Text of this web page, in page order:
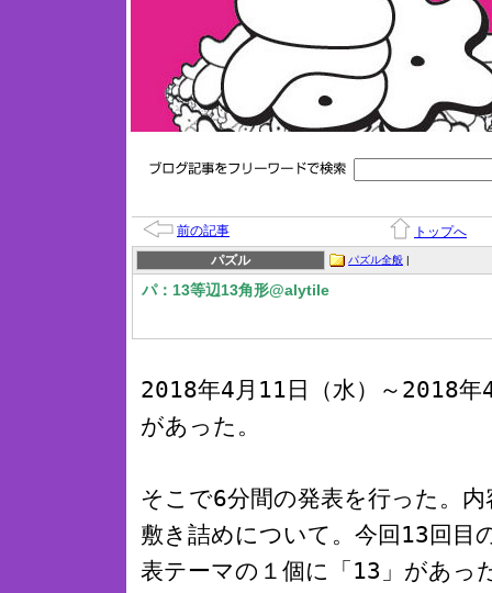
前の記事
トップへ
パズル
パズル全般 |
パ：13等辺13角形@alytile
2018年4月11日（水）～2018年
があった。
そこで6分間の発表を行った。
敷き詰めについて。今回13回目
表テーマの１個に「13」があっ